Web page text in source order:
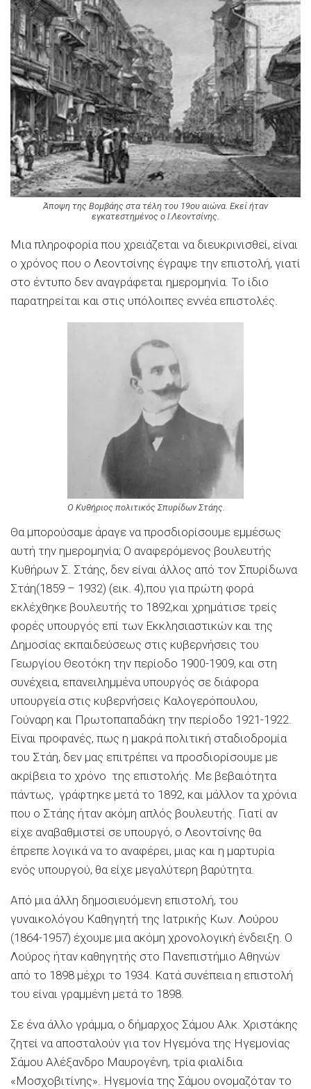
Άποψη της Βομβάης στα τέλη του 19ου αιώνα. Εκεί ήταν
εγκατεστημένος ο Ι.Λεοντσίνης.
Μια πληροφορία που χρειάζεται να διευκρινισθεί, είναι
ο χρόνος που ο Λεοντσίνης έγραψε την επιστολή, γιατί
στο έντυπο δεν αναγράφεται ημερομηνία. Το ίδιο
παρατηρείται και στις υπόλοιπες εννέα επιστολές.
Ο Κυθήριος πολιτικός Σπυρίδων Στάης.
Θα μπορούσαμε άραγε να προσδιορίσουμε εμμέσως
αυτή την ημερομηνία; Ο αναφερόμενος βουλευτής
Κυθήρων Σ. Στάης, δεν είναι άλλος από τον Σπυρίδωνα
Στάη(1859 – 1932) (εικ. 4),που για πρώτη φορά
εκλέχθηκε βουλευτής το 1892,και χρημάτισε τρείς
φορές υπουργός επί των Εκκλησιαστικών και της
Δημοσίας εκπαιδεύσεως στις κυβερνήσεις του
Γεωργίου Θεοτόκη την περίοδο 1900-1909, και στη
συνέχεια, επανειλημμένα υπουργός σε διάφορα
υπουργεία στις κυβερνήσεις Καλογερόπουλου,
Γούναρη και Πρωτοπαπαδάκη την περίοδο 1921-1922.
Είναι προφανές, πως η μακρά πολιτική σταδιοδρομία
του Στάη, δεν μας επιτρέπει να προσδιορίσουμε με
ακρίβεια το χρόνο της επιστολής. Με βεβαιότητα
πάντως, γράφτηκε μετά το 1892, και μάλλον τα χρόνια
που ο Στάης ήταν ακόμη απλός βουλευτής. Γιατί αν
είχε αναβαθμιστεί σε υπουργό, ο Λεοντσίνης θα
έπρεπε λογικά να το αναφέρει, μιας και η μαρτυρία
ενός υπουργού, θα είχε μεγαλύτερη βαρύτητα.
Από μια άλλη δημοσιευόμενη επιστολή, του
γυναικολόγου Καθηγητή της Ιατρικής Κων. Λούρου
(1864-1957) έχουμε μια ακόμη χρονολογική ένδειξη. Ο
Λούρος ήταν καθηγητής στο Πανεπιστήμιο Αθηνών
από το 1898 μέχρι το 1934. Κατά συνέπεια η επιστολή
του είναι γραμμένη μετά το 1898.
Σε ένα άλλο γράμμα, ο δήμαρχος Σάμου Αλκ. Χριστάκης
ζητεί να αποσταλούν για τον Ηγεμόνα της Ηγεμονίας
Σάμου Αλέξανδρο Μαυρογένη, τρία φιαλίδια
«Μοσχοβιτίνης». Ηγεμονία της Σάμου ονομαζόταν το